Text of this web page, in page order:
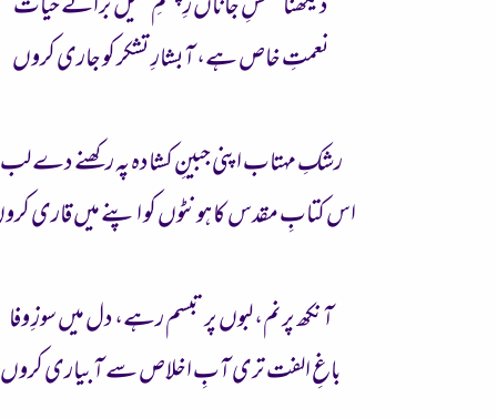
نعمتِ خاص ہے، آبشارِ تشکر کو جاری کروں
رشکِ مہتاب اپنی جبینِ کشادہ پہ رکھنے دے لب
اس کتابِ مقدس کا ہونٹوں کو اپنے میں قاری
آنکھ پر نم، لبوں پر تبسم رہے، دل میں سوزِ وفا
باغِ الفت تری آبِ اخلاص سے آبیاری کروں